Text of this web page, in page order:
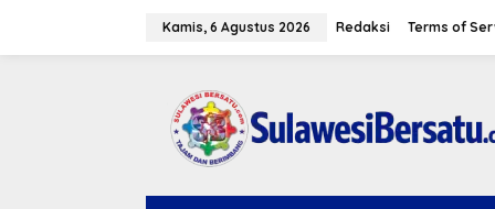
Kamis, 6 Agustus 2026 Redaksi Terms of